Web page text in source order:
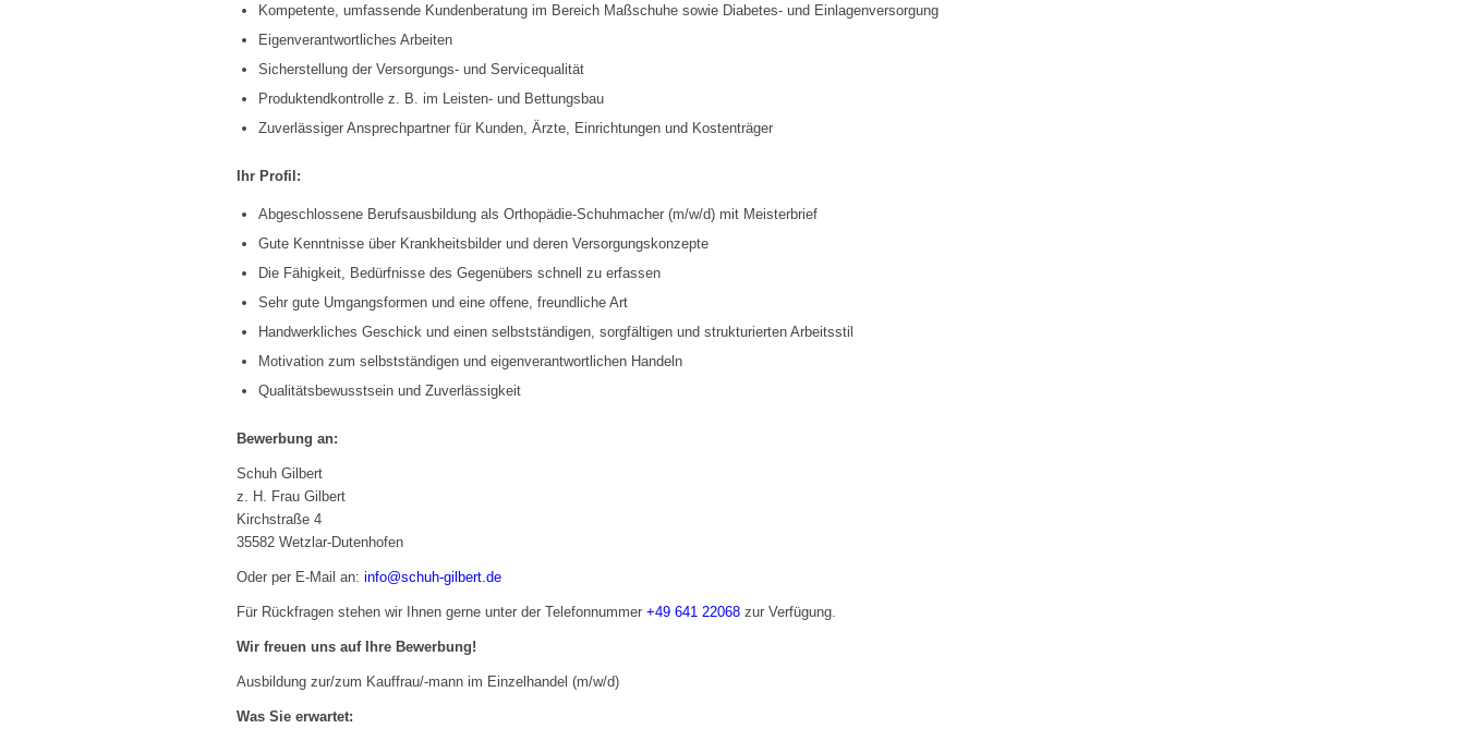
Kompetente, umfassende Kundenberatung im Bereich Maßschuhe sowie Diabetes- und Einlagenversorgung
Eigenverantwortliches Arbeiten
Sicherstellung der Versorgungs- und Servicequalität
Produktendkontrolle z. B. im Leisten- und Bettungsbau
Zuverlässiger Ansprechpartner für Kunden, Ärzte, Einrichtungen und Kostenträger
Ihr Profil:
Abgeschlossene Berufsausbildung als Orthopädie-Schuhmacher (m/w/d) mit Meisterbrief
Gute Kenntnisse über Krankheitsbilder und deren Versorgungskonzepte
Die Fähigkeit, Bedürfnisse des Gegenübers schnell zu erfassen
Sehr gute Umgangsformen und eine offene, freundliche Art
Handwerkliches Geschick und einen selbstständigen, sorgfältigen und strukturierten Arbeitsstil
Motivation zum selbstständigen und eigenverantwortlichen Handeln
Qualitätsbewusstsein und Zuverlässigkeit
Bewerbung an:
Schuh Gilbert
z. H. Frau Gilbert
Kirchstraße 4
35582 Wetzlar-Dutenhofen
Oder per E-Mail an: info@schuh-gilbert.de
Für Rückfragen stehen wir Ihnen gerne unter der Telefonnummer +49 641 22068 zur Verfügung.
Wir freuen uns auf Ihre Bewerbung!
Ausbildung zur/zum Kauffrau/-mann im Einzelhandel (m/w/d)
Was Sie erwartet: